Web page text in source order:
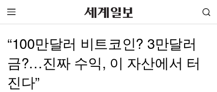
“100만달러 비트코인? 3만달러
금?…진짜 수익, 이 자산에서 터
진다”